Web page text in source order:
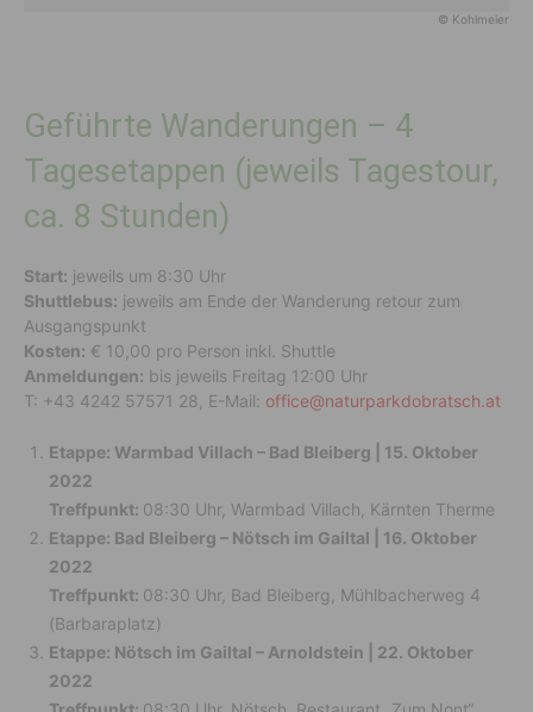
© Kohlmeier
Geführte Wanderungen – 4
Tagesetappen (jeweils Tagestour,
ca. 8 Stunden)
Start: jeweils um 8:30 Uhr
Shuttlebus: jeweils am Ende der Wanderung retour zum
Ausgangspunkt
Kosten: € 10,00 pro Person inkl. Shuttle
Anmeldungen: bis jeweils Freitag 12:00 Uhr
T: +43 4242 57571 28, E-Mail: office@naturparkdobratsch.at
Etappe: Warmbad Villach – Bad Bleiberg | 15. Oktober
2022
Treffpunkt: 08:30 Uhr, Warmbad Villach, Kärnten Therme
Etappe: Bad Bleiberg – Nötsch im Gailtal | 16. Oktober
2022
Treffpunkt: 08:30 Uhr, Bad Bleiberg, Mühlbacherweg 4
(Barbaraplatz)
Etappe: Nötsch im Gailtal – Arnoldstein | 22. Oktober
2022